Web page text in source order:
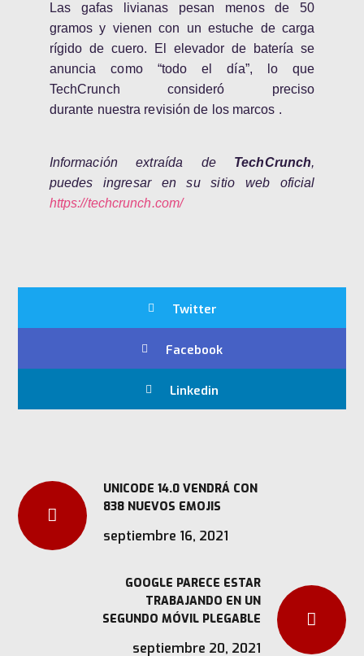
Las gafas livianas pesan menos de 50
gramos y vienen con un estuche de carga
rígido de cuero. El elevador de batería se
anuncia como “todo el día”, lo que
TechCrunch consideró preciso
durante nuestra revisión de los marcos .
Información extraída de TechCrunch,
puedes ingresar en su sitio web oficial
https://techcrunch.com/
Twitter
Facebook
Linkedin
UNICODE 14.0 VENDRÁ CON
838 NUEVOS EMOJIS
septiembre 16, 2021
GOOGLE PARECE ESTAR
TRABAJANDO EN UN
SEGUNDO MÓVIL PLEGABLE
septiembre 20, 2021